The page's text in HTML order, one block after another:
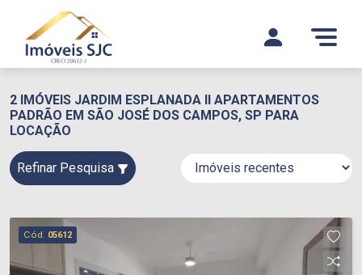
2 IMÓVEIS JARDIM ESPLANADA II APARTAMENTOS
PADRÃO EM SÃO JOSÉ DOS CAMPOS, SP PARA
LOCAÇÃO
Refinar Pesquisa
Cód. 05612